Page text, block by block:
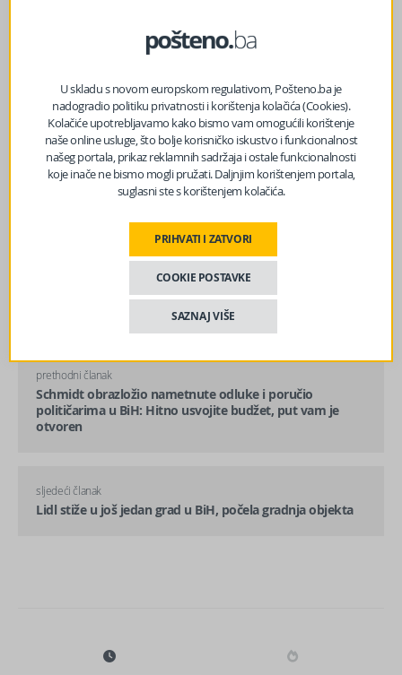
FacebookMessenger
TwitterWhatsApp
prethodni članak
Schmidt obrazložio nametnute odluke i poručio
političarima u BiH: Hitno usvojite budžet, put vam je
otvoren
sljedeći članak
Lidl stiže u još jedan grad u BiH, počela gradnja objekta
U skladu s novom europskom regulativom, Pošteno.ba je
nadogradio politiku privatnosti i korištenja kolačića (Cookies).
Kolačiće upotrebljavamo kako bismo vam omogućili korištenje
naše online usluge, što bolje korisničko iskustvo i funkcionalnost
našeg portala, prikaz reklamnih sadržaja i ostale funkcionalnosti
koje inače ne bismo mogli pružati. Daljnjim korištenjem portala,
suglasni ste s korištenjem kolačića.
PRIHVATI I ZATVORI
COOKIE POSTAVKE
SAZNAJ VIŠE